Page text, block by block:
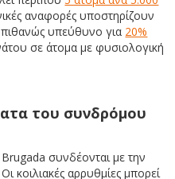
αναφορές υποστηρίζουν
υπεύθυνο για 20%
σε άτομα με φυσιολογική
του συνδρόμου
συνδέονται με την
κοιλιακές αρρυθμίες μπορεί